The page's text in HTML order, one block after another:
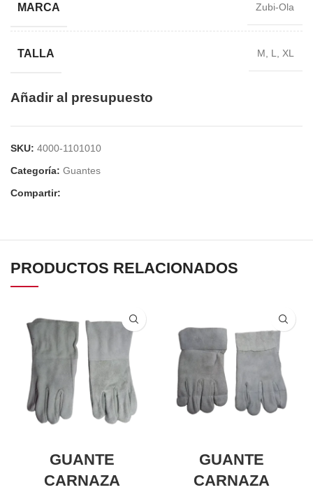
MARCA Zubi-Ola
TALLA M, L, XL
Añadir al presupuesto
SKU: 4000-1101010
Categoría: Guantes
Compartir:
PRODUCTOS RELACIONADOS
GUANTE
CARNAZA
GUANTE
CARNAZA